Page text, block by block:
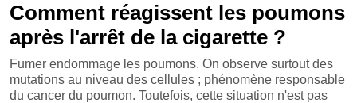
Comment réagissent les poumons
après l'arrêt de la cigarette ?
Fumer endommage les poumons. On observe surtout des
mutations au niveau des cellules ; phénomène responsable
du cancer du poumon. Toutefois, cette situation n'est pas